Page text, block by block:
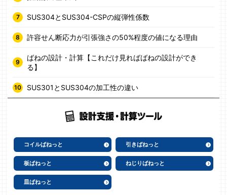
SUS304とSUS304-CSPの縦弾性係数
許容せん断応力が引張強さの50%程度の値になる理由
ばねの設計・計算【これだけ見ればばねの設計ができ
る】
SUS301とSUS304の加工性の違い
コイルばねっと 引きばねっと
板ばねっと ねじりばねっと
皿ばねっと